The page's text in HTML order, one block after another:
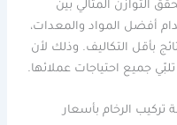
التوازن المثالي بين
أفضل المواد والمعدات،
بأقل التكاليف. وذلك لأن
جميع احتياجات عملائها.
الرخام بأسعار